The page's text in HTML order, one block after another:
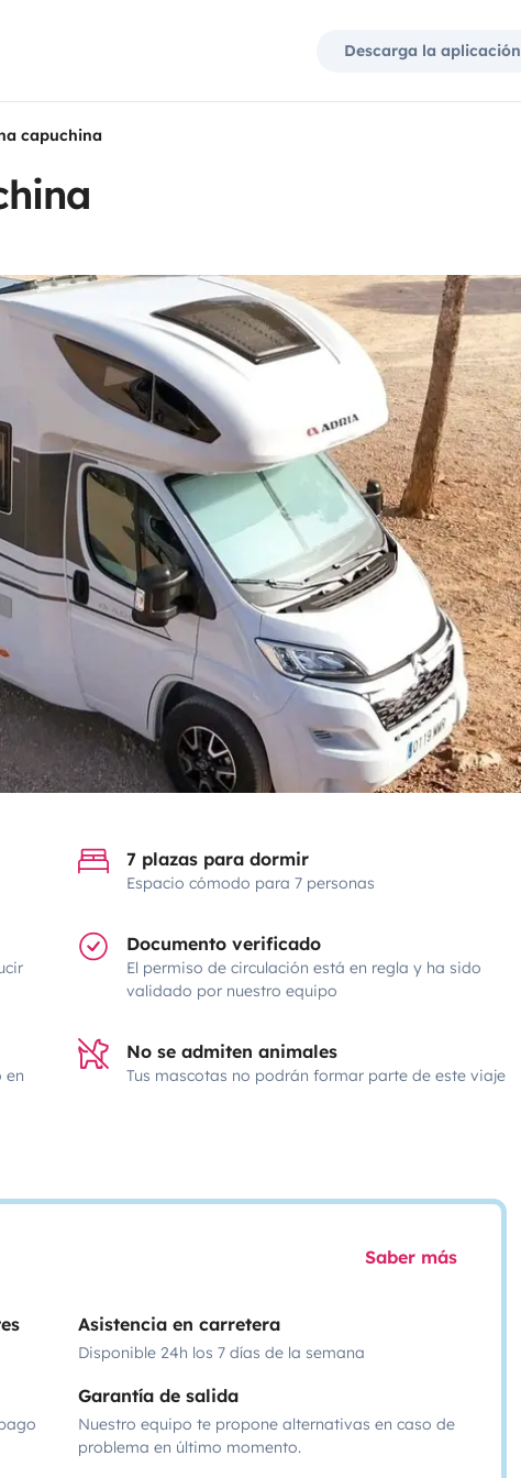
Descarga la aplicación
capuchina
7 plazas para dormir
Espacio cómodo para 7 personas
Documento verificado
El permiso de circulación está en regla y ha sido
validado por nuestro equipo
en
No se admiten animales
Tus mascotas no podrán formar parte de este viaje
Saber más
Asistencia en carretera
Disponible 24h los 7 días de la semana
Garantía de salida
Nuestro equipo te propone alternativas en caso de
problema en último momento.